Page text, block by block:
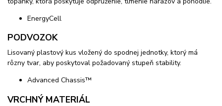
EnergyCell
PODVOZOK
Lisovaný plastový kus vložený do spodnej jednotky, ktorý má
rôzny tvar, aby poskytoval požadovaný stupeň stability.
Advanced Chassis™
VRCHNÝ MATERIÁL